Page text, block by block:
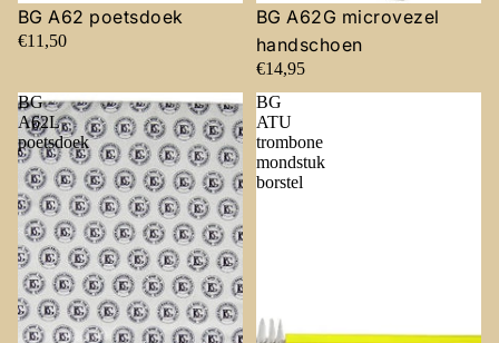
BG A62 poetsdoek
€11,50
BG A62G microvezel
handschoen
€14,95
BG
A62L
poetsdoek
BG
ATU
trombone
mondstuk
borstel